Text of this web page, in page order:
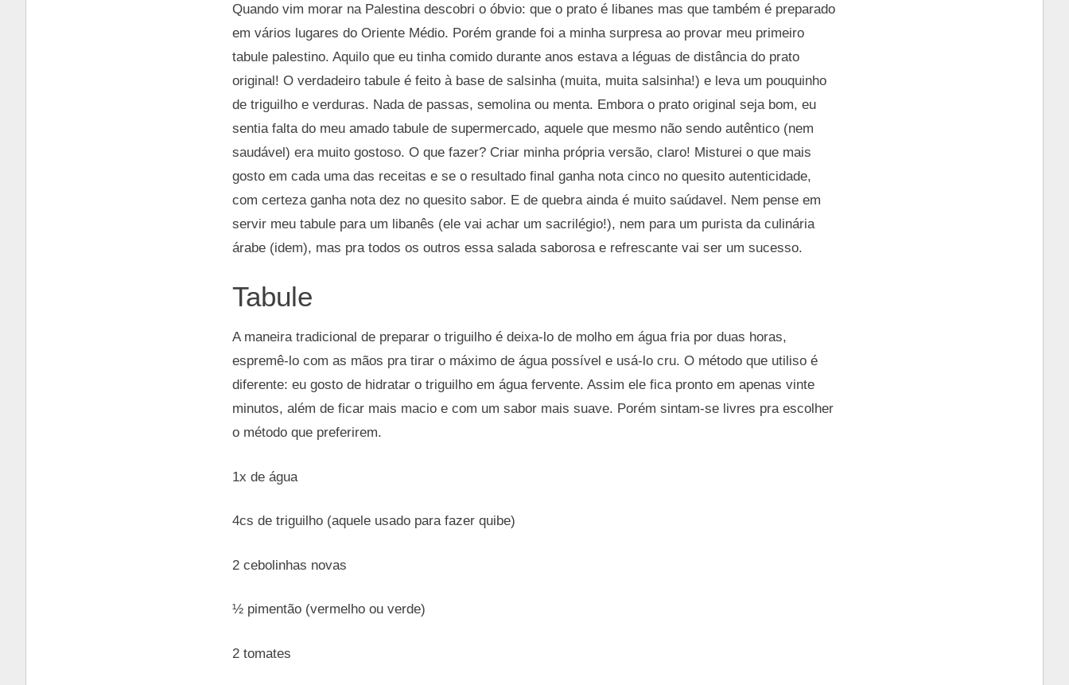
Quando vim morar na Palestina descobri o óbvio: que o prato é libanes mas que também é preparado
em vários lugares do Oriente Médio. Porém grande foi a minha surpresa ao provar meu primeiro
tabule palestino. Aquilo que eu tinha comido durante anos estava a léguas de distância do prato
original! O verdadeiro tabule é feito à base de salsinha (muita, muita salsinha!) e leva um pouquinho
de triguilho e verduras. Nada de passas, semolina ou menta. Embora o prato original seja bom, eu
sentia falta do meu amado tabule de supermercado, aquele que mesmo não sendo autêntico (nem
saudável) era muito gostoso. O que fazer? Criar minha própria versão, claro! Misturei o que mais
gosto em cada uma das receitas e se o resultado final ganha nota cinco no quesito autenticidade,
com certeza ganha nota dez no quesito sabor. E de quebra ainda é muito saúdavel. Nem pense em
servir meu tabule para um libanês (ele vai achar um sacrilégio!), nem para um purista da culinária
árabe (idem), mas pra todos os outros essa salada saborosa e refrescante vai ser um sucesso.
Tabule
A maneira tradicional de preparar o triguilho é deixa-lo de molho em água fria por duas horas,
espremê-lo com as mãos pra tirar o máximo de água possível e usá-lo cru. O método que utiliso é
diferente: eu gosto de hidratar o triguilho em água fervente. Assim ele fica pronto em apenas vinte
minutos, além de ficar mais macio e com um sabor mais suave. Porém sintam-se livres pra escolher
o método que preferirem.
1x de água
4cs de triguilho (aquele usado para fazer quibe)
2 cebolinhas novas
½ pimentão (vermelho ou verde)
2 tomates